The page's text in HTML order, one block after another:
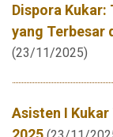
Dispora Kukar:
yang Terbesar
(23/11/2025)
Asisten I Kukar